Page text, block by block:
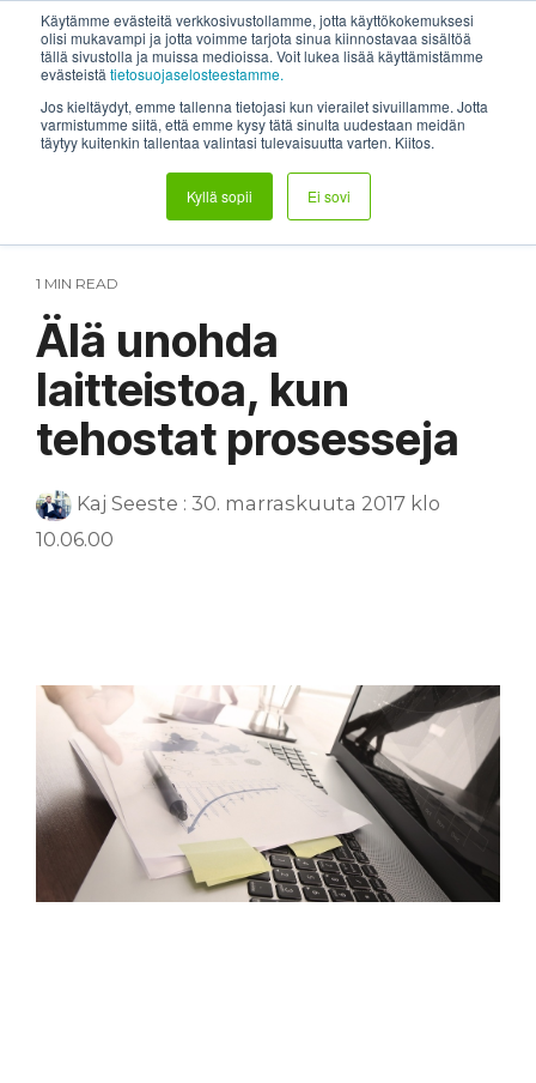
Käytämme evästeitä verkkosivustollamme, jotta käyttökokemuksesi
olisi mukavampi ja jotta voimme tarjota sinua kiinnostavaa sisältöä
tällä sivustolla ja muissa medioissa. Voit lukea lisää käyttämistämme
evästeistä tietosuojaselosteestamme.
Jos kieltäydyt, emme tallenna tietojasi kun vierailet sivuillamme. Jotta
varmistumme siitä, että emme kysy tätä sinulta uudestaan meidän
täytyy kuitenkin tallentaa valintasi tulevaisuutta varten. Kiitos.
Kyllä sopii Ei sovi
main
content.
System status Help Center Login Etätuki
1 MIN READ
Älä unohda
laitteistoa, kun
tehostat prosesseja
Kaj Seeste : 30. marraskuuta 2017 klo
10.06.00